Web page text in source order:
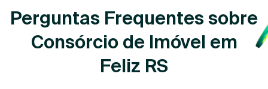
Perguntas Frequentes sobre
Consórcio de Imóvel em
Feliz RS